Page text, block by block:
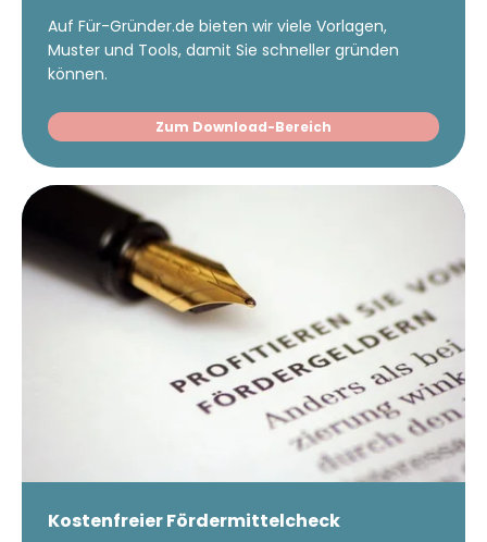
Auf Für-Gründer.de bieten wir viele Vorlagen,
Muster und Tools, damit Sie schneller gründen
können.
Zum Download-Bereich
Kostenfreier Fördermittelcheck